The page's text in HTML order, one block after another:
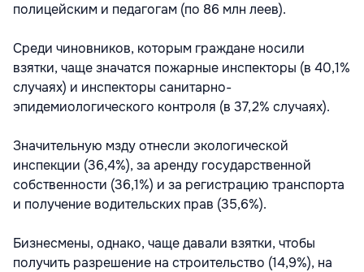
полицейским и педагогам (по 86 млн леев).
Среди чиновников, которым граждане носили
взятки, чаще значатся пожарные инспекторы (в 40,1%
случаях) и инспекторы санитарно-
эпидемиологического контроля (в 37,2% случаях).
Значительную мзду отнесли экологической
инспекции (36,4%), за аренду государственной
собственности (36,1%) и за регистрацию транспорта
и получение водительских прав (35,6%).
Бизнесмены, однако, чаще давали взятки, чтобы
получить разрешение на строительство (14,9%), на